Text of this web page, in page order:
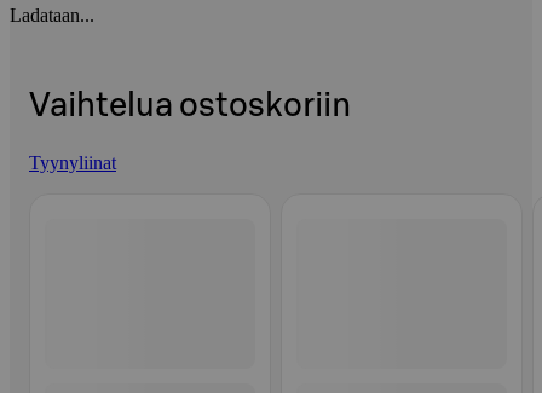
Ladataan...
Vaihtelua ostoskoriin
Tyynyliinat